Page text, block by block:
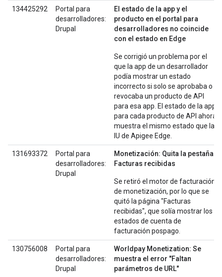
134425292
Portal para
desarrolladores:
Drupal
El estado de la app y el
producto en el portal para
desarrolladores no coincide
con el estado en Edge
Se corrigió un problema por el
que la app de un desarrollador
podía mostrar un estado
incorrecto si solo se aprobaba o
revocaba un producto de API
para esa app. El estado de la app
para cada producto de API ahora
muestra el mismo estado que la
IU de Apigee Edge.
131693372
Portal para
desarrolladores:
Drupal
Monetización: Quita la pestaña
Facturas recibidas
Se retiró el motor de facturación
de monetización, por lo que se
quitó la página "Facturas
recibidas", que solía mostrar los
estados de cuenta de
facturación pospago.
130756008
Portal para
desarrolladores:
Drupal
Worldpay Monetization: Se
muestra el error "Faltan
parámetros de URL"